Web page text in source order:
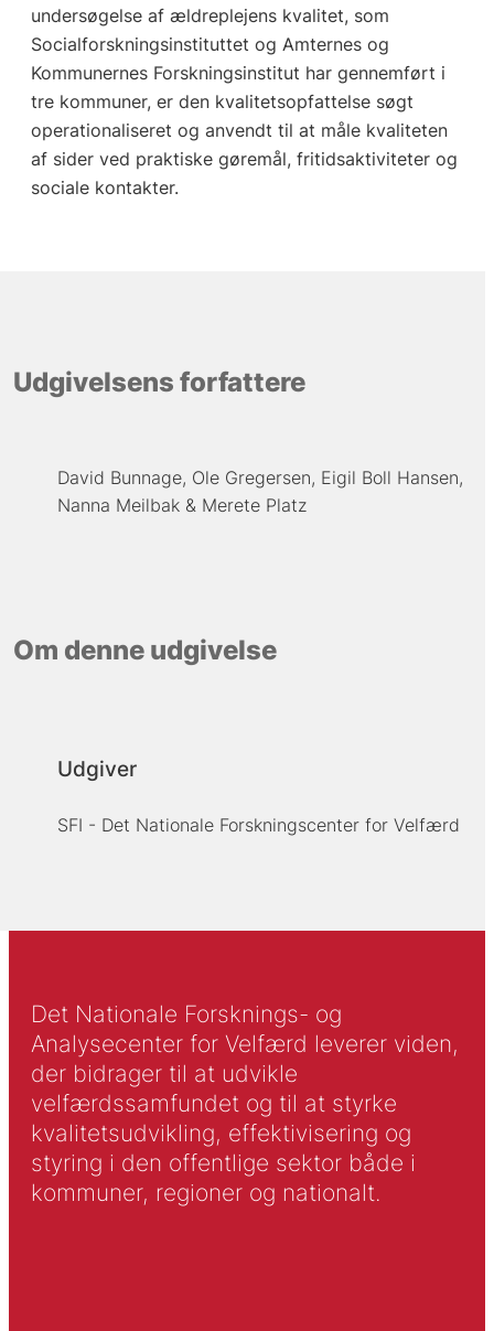
undersøgelse af ældreplejens kvalitet, som
Socialforskningsinstituttet og Amternes og
Kommunernes Forskningsinstitut har gennemført i
tre kommuner, er den kvalitetsopfattelse søgt
operationaliseret og anvendt til at måle kvaliteten
af sider ved praktiske gøremål, fritidsaktiviteter og
sociale kontakter.
Udgivelsens forfattere
David Bunnage Ole Gregersen Eigil Boll Hansen
Nanna Meilbak
Merete Platz
Om denne udgivelse
Udgiver
SFI - Det Nationale Forskningscenter for Velfærd
Det Nationale Forsknings- og
Analysecenter for Velfærd leverer viden,
der bidrager til at udvikle
velfærdssamfundet og til at styrke
kvalitetsudvikling, effektivisering og
styring i den offentlige sektor både i
kommuner, regioner og nationalt.